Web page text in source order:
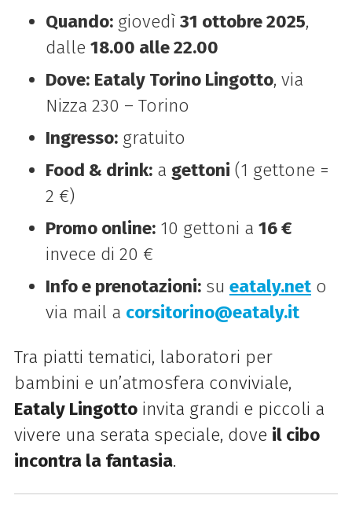
Quando:giovedì 31 ottobre 2025,
dalle 18.00 alle 22.00
Dove: Eataly Torino Lingotto, via
Nizza 230 – Torino
Ingresso:gratuito
Food & drink:a gettoni (1 gettone =
2 €)
Promo online:10 gettoni a 16 €
invece di 20 €
Info e prenotazioni:su eataly.neto
via mail a corsitorino@eataly.it
Tra piatti tematici, laboratori per
bambini e un’atmosfera conviviale,
Eataly Lingottoinvita grandi e piccoli a
vivere una serata speciale, dove il cibo
incontra la fantasia.